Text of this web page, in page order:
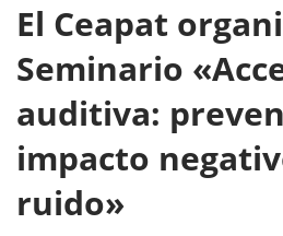
El Ceapat
Seminario
auditiva:
impacto
ruido»